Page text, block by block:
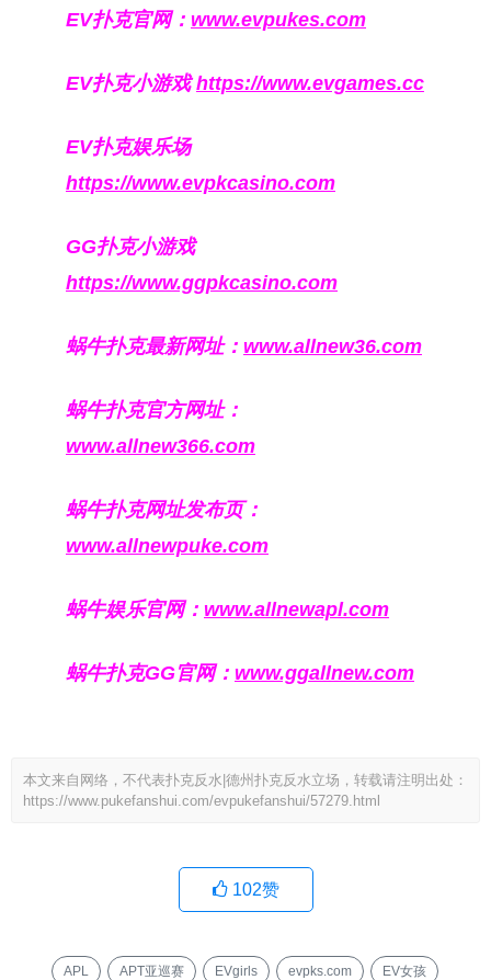
EV扑克官网： www.evpukes.com
EV扑克小游戏https://www.evgames.cc
EV扑克娱乐场
https://www.evpkcasino.com
GG扑克小游戏
https://www.ggpkcasino.com
蜗牛扑克最新网址： www.allnew36.com
蜗牛扑克官方网址：
www.allnew366.com
蜗牛扑克网址发布页：
www.allnewpuke.com
蜗牛娱乐官网： www.allnewapl.com
蜗牛扑克GG官网： www.ggallnew.com
本文来自网络，不代表扑克反水|德州扑克反水立场，转载请注明出处：
https://www.pukefanshui.com/evpukefanshui/57279.html
102赞
APL APT亚巡赛 EVgirls evpks.com EV女孩